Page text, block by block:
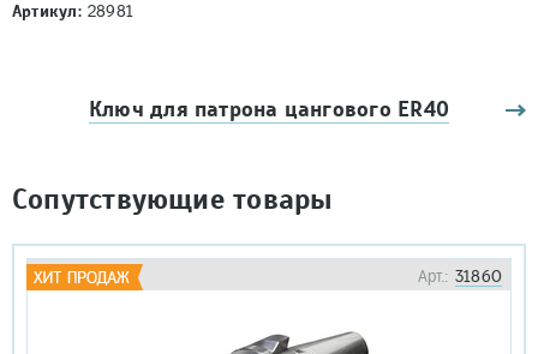
Артикул:28981
Ключ для патрона цангового ER40
Сопутствующие товары
Арт.: 31860